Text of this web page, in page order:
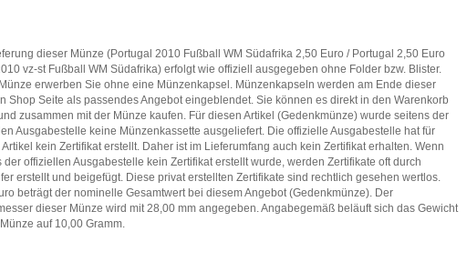
dieser Münze (Portugal 2010 Fußball WM Südafrika 2,50 Euro / Portugal 2,50 Euro
vz-st Fußball WM Südafrika) erfolgt wie offiziell ausgegeben ohne Folder bzw. Blister.
erwerben Sie ohne eine Münzenkapsel. Münzenkapseln werden am Ende dieser
Shop Seite als passendes Angebot eingeblendet. Sie können es direkt in den Warenkorb
zusammen mit der Münze kaufen. Für diesen Artikel (Gedenkmünze) wurde seitens der
Ausgabestelle keine Münzenkassette ausgeliefert. Die offizielle Ausgabestelle hat für
kein Zertifikat erstellt. Daher ist im Lieferumfang auch kein Zertifikat erhalten. Wenn
der offiziellen Ausgabestelle kein Zertifikat erstellt wurde, werden Zertifikate oft durch
erstellt und beigefügt. Diese privat erstellten Zertifikate sind rechtlich gesehen wertlos.
beträgt der nominelle Gesamtwert bei diesem Angebot (Gedenkmünze). Der
dieser Münze wird mit 28,00 mm angegeben. Angabegemäß beläuft sich das Gewicht
auf 10,00 Gramm.